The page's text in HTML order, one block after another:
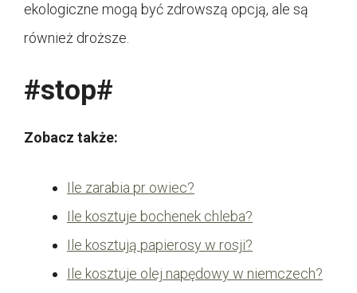
ekologiczne mogą być zdrowszą opcją, ale są
również droższe.
#stop#
Zobacz także:
Ile zarabia pr owiec?
Ile kosztuje bochenek chleba?
Ile kosztują papierosy w rosji?
Ile kosztuje olej napędowy w niemczech?